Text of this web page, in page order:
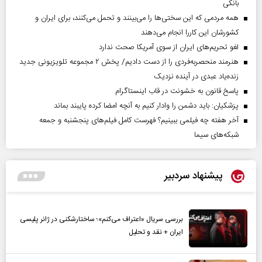
بانکی
همه مردمی که این سختی‌ها را می‌بینند و تحمل می‌کنند، برای ایران و
کشورشان این کاررا انجام می‌دهند
لغو تحریم‌های ایران از سوی آمریکا صحت ندارد
هنرمند منحصر‌به‌فردی را از دست دادیم/ پخش ۲ مجموعه تلویزیونی جدید
زنده‌یاد عبدی در آینده نزدیک
پاسخ قانون به خشونت در قاب اینستاگرام
پزشکیان: باید دشمن را وادار کنیم به آنچه امضا کرده پایبند بماند
آخر هفته چه فیلمی ببینیم؟ فهرست کامل فیلم‌های پنجشنبه و جمعه
شبکه‌های سیما
پیشنهاد سردبیر
بررسی سریال «اعتراف می‌کنم»؛ ساختارشکنی در ژانر پلیسی
ایران + نقد و تحلیل